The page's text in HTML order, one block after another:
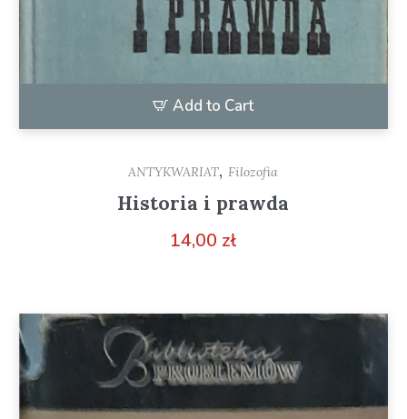
Add to Cart
ANTYKWARIAT, Filozofia
Historia i prawda
14,00 zł